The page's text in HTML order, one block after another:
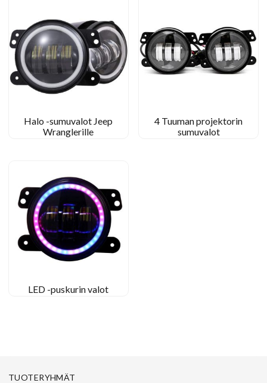
Halo -sumuvalot Jeep
Wranglerille
4 Tuuman projektorin
sumuvalot
LED -puskurin valot
TUOTERYHMÄT